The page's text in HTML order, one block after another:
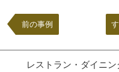
前の事例
レストラン・ダイニ